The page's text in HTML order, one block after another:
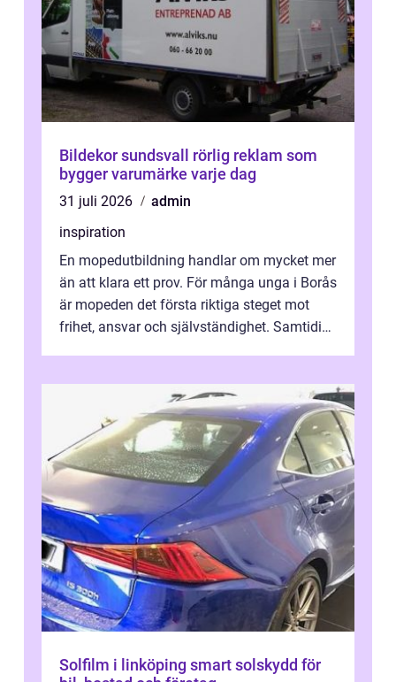
Bildekor sundsvall rörlig reklam som
bygger varumärke varje dag
31 juli 2026
admin
inspiration
En mopedutbildning handlar om mycket mer
än att klara ett prov. För många unga i Borås
är mopeden det första riktiga steget mot
frihet, ansvar och självständighet. Samtidigt
Solfilm i linköping smart solskydd för